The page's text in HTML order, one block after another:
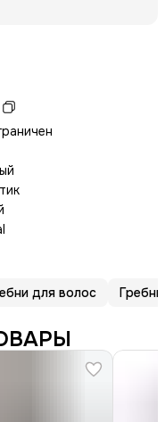
для волос